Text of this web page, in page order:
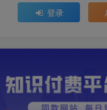
登录